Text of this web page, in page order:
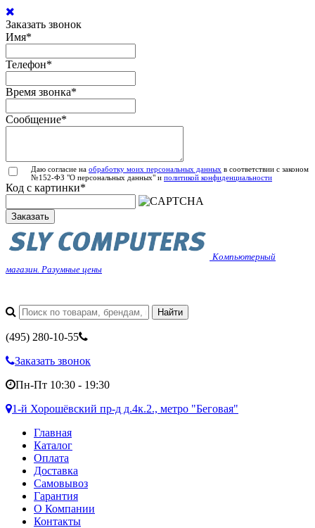
Заказать звонок
Имя*
Телефон*
Время звонка*
Сообщение*
Даю согласие на обработку моих персональных данных в соответствии с законом
№152-ФЗ "О персональных данных" и политикой конфиденциальности
Код с картинки*
Заказать
Компьютерный
магазин. Разумные цены
(495) 280-10-55
Заказать звонок
Пн-Пт 10:30 - 19:30
1-й Хорошёвский пр-д д.4к.2., метро "Беговая"
Главная
Каталог
Оплата
Доставка
Самовывоз
Гарантия
О Компании
Контакты